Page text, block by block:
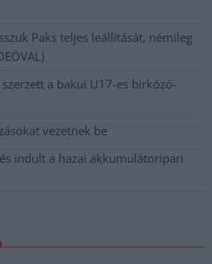
Paks teljes leállítását, némileg
a bakui U17-es birkózó-
vezetnek be
indult a hazai akkumulátoripari